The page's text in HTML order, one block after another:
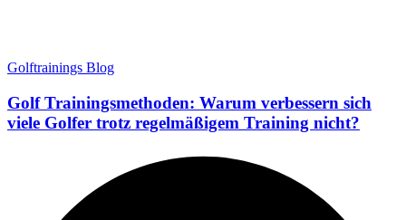
Golftrainings Blog
Golf Trainingsmethoden: Warum verbessern sich
viele Golfer trotz regelmäßigem Training nicht?